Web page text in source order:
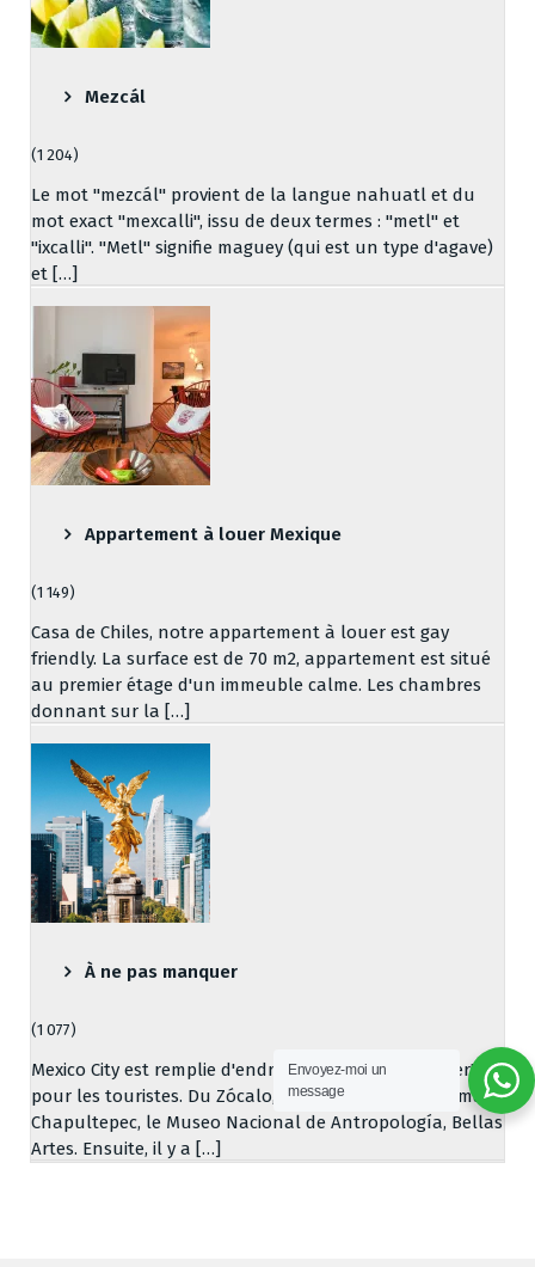
Mezcál
(1 204)
Le mot "mezcál" provient de la langue nahuatl et du
mot exact "mexcalli", issu de deux termes : "metl" et
"ixcalli". "Metl" signifie maguey (qui est un type d'agave)
et […]
Appartement à louer Mexique
(1 149)
Casa de Chiles, notre appartement à louer est gay
friendly. La surface est de 70 m2, appartement est situé
au premier étage d'un immeuble calme. Les chambres
donnant sur la […]
À ne pas manquer
(1 077)
Mexico City est remplie d'endroits "à ne pas manquer"
pour les touristes. Du Zócalo, en passant par Reforma,
Chapultepec, le Museo Nacional de Antropología, Bellas
Artes. Ensuite, il y a […]
Envoyez-moi un
message